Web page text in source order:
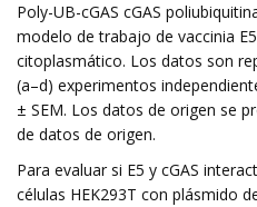
Poly-UB-cGAS cGAS
modelo de trabajo de vaccinia
citoplasmático. Los datos son
(a–d) experimentos
± SEM. Los datos de origen se
de datos de origen.
Para evaluar si E5 y cGAS
células HEK293T con plásmido